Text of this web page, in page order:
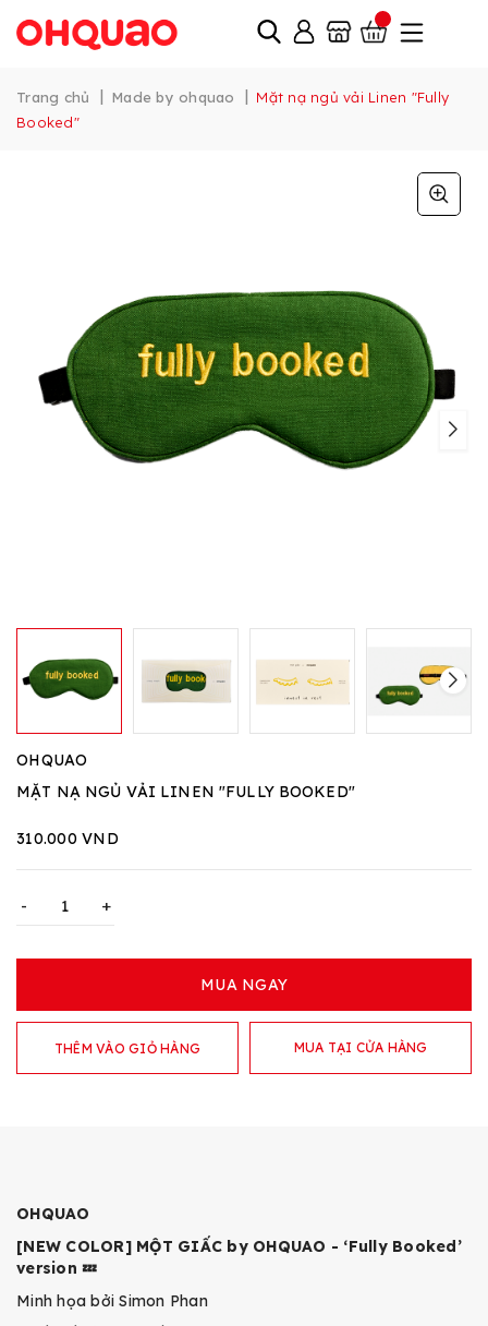
Trang chủ | Made by ohquao | Mặt nạ ngủ vải Linen "Fully
Booked"
OHQUAO
MẶT NẠ NGỦ VẢI LINEN "FULLY BOOKED"
310.000 VND
- +
MUA NGAY
THÊM VÀO GIỎ HÀNG MUA TẠI CỬA HÀNG
OHQUAO
[NEW COLOR] MỘT GIẤC by OHQUAO - ‘Fully Booked’
version 💤
Minh họa bởi Simon Phan